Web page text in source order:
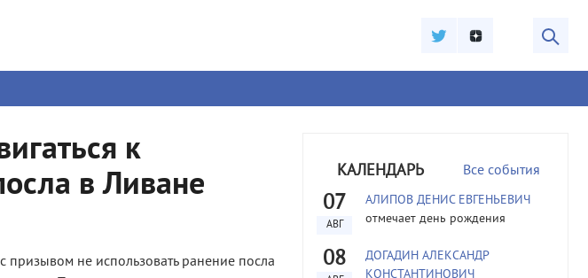
к
в Ливане
не использовать ранение посла
КАЛЕНДАРЬ Все события
07
АВГ
АЛИПОВ ДЕНИС ЕВГЕНЬЕВИЧ
отмечает день рождения
08
ДОГАДИН АЛЕКСАНДР
КОНСТАНТИНОВИЧ